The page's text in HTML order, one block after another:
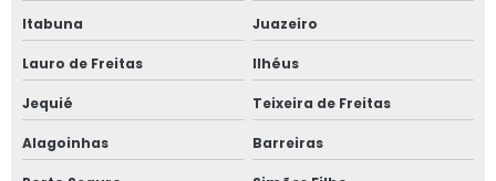
Itabuna Juazeiro
Lauro de Freitas Ilhéus
Jequié Teixeira de Freitas
Alagoinhas Barreiras